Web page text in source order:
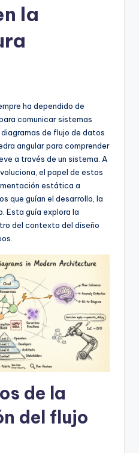
la
ha dependido de
comunicar sistemas
de flujo de datos
angular para comprender
a través de un sistema. A
el papel de estos
estática a
que guían el desarrollo, la
Esta guía explora la
del contexto del diseño
de la
del flujo